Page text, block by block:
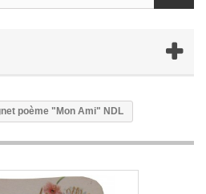
poème "Mon Ami" NDL